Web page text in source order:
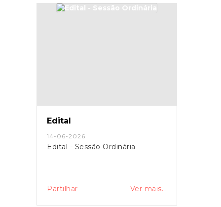
Edital
14-06-2026
Edital - Sessão Ordinária
Partilhar Ver mais...